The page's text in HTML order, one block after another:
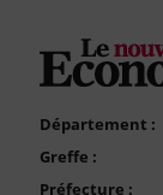
FAQ
Nous Contacter
Compte PRO
Département :
Greffe :
Préfecture :